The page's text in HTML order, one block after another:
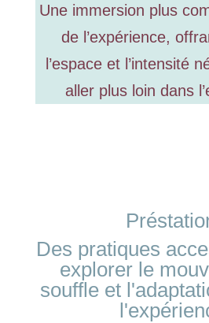
Une immersion plus
de l’expérience,
l’espace et l’intensité
aller plus loin dans
Des pratiques
explorer le
souffle et